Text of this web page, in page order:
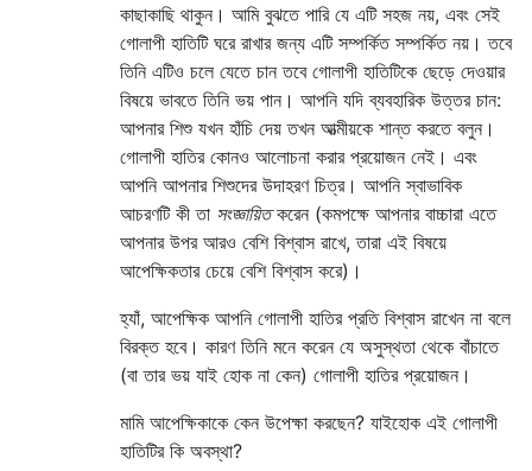
কাছাকাছি থাকুন। আমি বুঝতে পারি যে এটি সহজ নয়, এবং সেই
গোলাপী হাতিটি ঘরে রাখার জন্য এটি সম্পর্কিত সম্পর্কিত নয়। তবে
তিনি এটিও চলে যেতে চান তবে গোলাপী হাতিটিকে ছেড়ে দেওয়ার
বিষয়ে ভাবতে তিনি ভয় পান। আপনি যদি ব্যবহারিক উত্তর চান:
আপনার শিশু যখন হাঁচি দেয় তখন আত্মীয়কে শান্ত করতে বলুন।
গোলাপী হাতির কোনও আলোচনা করার প্রয়োজন নেই। এবং
আপনি আপনার শিশুদের উদাহরণ চিত্র। আপনি স্বাভাবিক
আচরণটি কী তা সংজ্ঞায়িতকরেন (কমপক্ষে আপনার বাচ্চারা এতে
আপনার উপর আরও বেশি বিশ্বাস রাখে, তারা এই বিষয়ে
আপেক্ষিকতার চেয়ে বেশি বিশ্বাস করে)।
হ্যাঁ, আপেক্ষিক আপনি গোলাপী হাতির প্রতি বিশ্বাস রাখেন না বলে
বিরক্ত হবে। কারণ তিনি মনে করেন যে অসুস্থতা থেকে বাঁচাতে
(বা তার ভয় যাই হোক না কেন) গোলাপী হাতির প্রয়োজন।
মামি আপেক্ষিকাকে কেন উপেক্ষা করছেন? যাইহোক এই গোলাপী
হাতিটির কি অবস্থা?